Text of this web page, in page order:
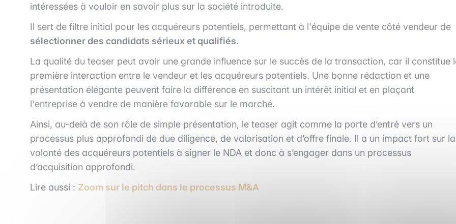
intéressées à vouloir en savoir plus sur la société introduite.
Il sert de filtre initial pour les acquéreurs potentiels, permettant à l'équipe de vente côté vendeur de
sélectionner des candidats sérieux et qualifiés.
La qualité du teaser peut avoir une grande influence sur le succès de la transaction, car il constitue
première interaction entre le vendeur et les acquéreurs potentiels. Une bonne rédaction et une
présentation élégante peuvent faire la différence en suscitant un intérêt initial et en plaçant
l'entreprise à vendre de manière favorable sur le marché.
Ainsi, au-delà de son rôle de simple présentation, le teaser agit comme la porte d’entré vers un
processus plus approfondi de due diligence, de valorisation et d’offre finale. Il a un impact fort sur la
volonté des acquéreurs potentiels à signer le NDA et donc à s’engager dans un processus
d’acquisition approfondi.
Lire aussi : Zoom sur le pitch dans le processus M&A